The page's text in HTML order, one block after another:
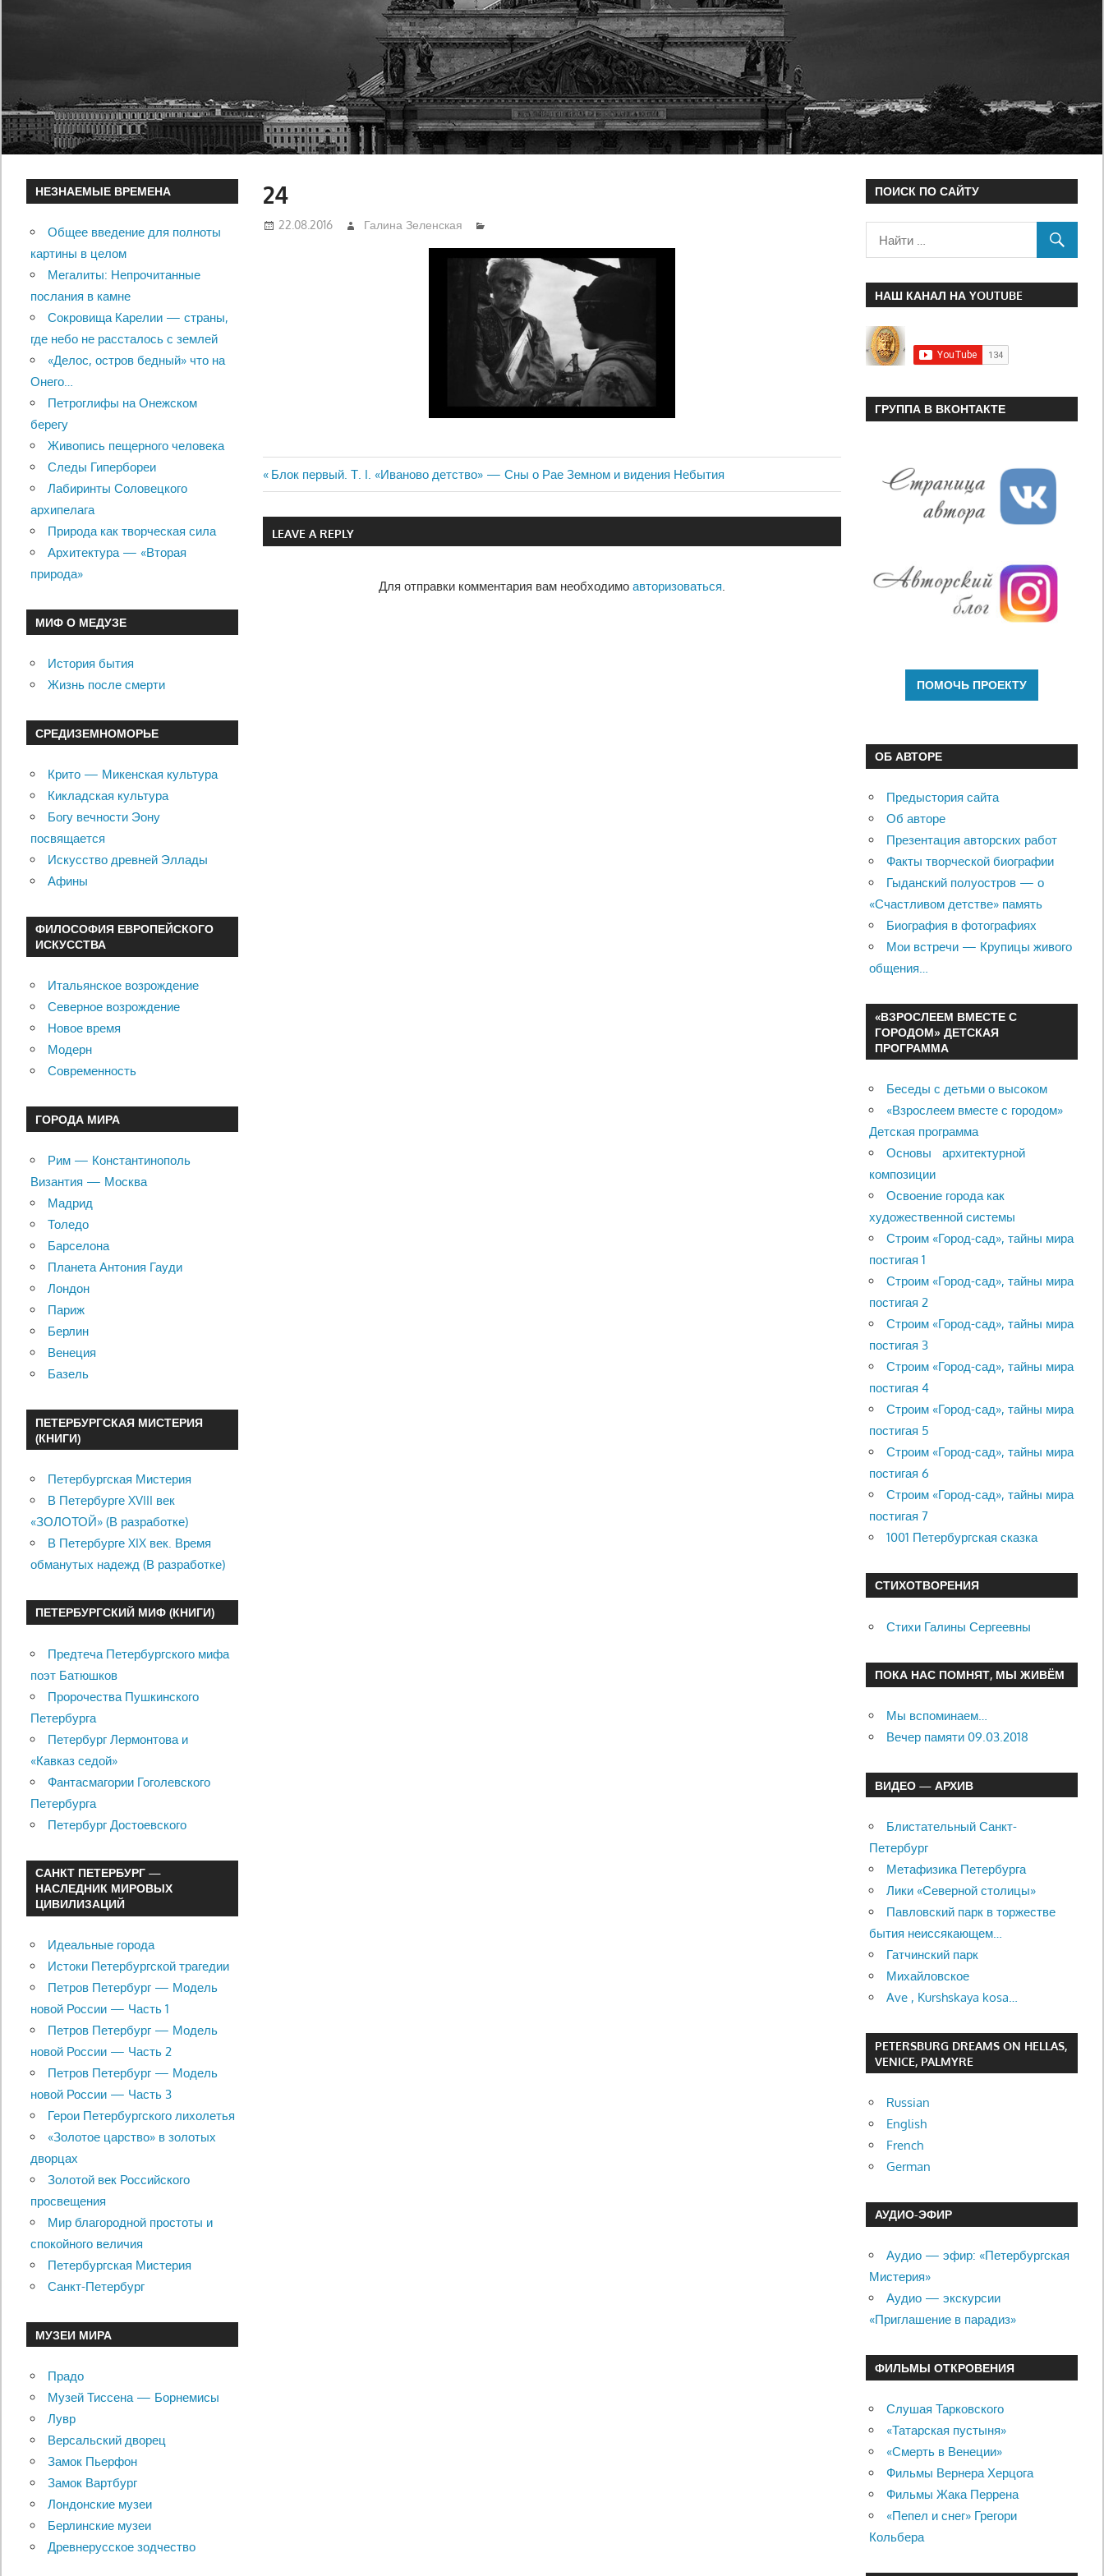
24
22.08.2016 Галина Зеленская
Навигация
по
Previous
Post:
Блок первый. Т. I. «Иваново детство» — Сны о Рае Земном и видения Небытия
LEAVE A REPLY
Для отправки комментария вам необходимо авторизоваться.
НЕЗНАЕМЫЕ ВРЕМЕНА
Общее введение для полноты
картины в целом
Мегалиты: Непрочитанные
послания в камне
Сокровища Карелии — страны,
где небо не рассталось с землей
«Делос, остров бедный» что на
Онего…
Петроглифы на Онежском
берегу
Живопись пещерного человека
Следы Гипербореи
Лабиринты Соловецкого
архипелага
Природа как творческая сила
Архитектура — «Вторая
природа»
МИФ О МЕДУЗЕ
История бытия
Жизнь после смерти
СРЕДИЗЕМНОМОРЬЕ
Крито — Микенская культура
Кикладская культура
Богу вечности Эону
посвящается
Искусство древней Эллады
Афины
ФИЛОСОФИЯ ЕВРОПЕЙСКОГО
ИСКУССТВА
Итальянское возрождение
Северное возрождение
Новое время
Модерн
Современность
ГОРОДА МИРА
Рим — Константинополь
Византия — Москва
Мадрид
Толедо
Барселона
Планета Антония Гауди
Лондон
Париж
Берлин
Венеция
Базель
ПЕТЕРБУРГСКАЯ МИСТЕРИЯ
(КНИГИ)
Петербургская Мистерия
В Петербурге XVIII век
«ЗОЛОТОЙ» (В разработке)
В Петербурге XIX век. Время
обманутых надежд (В разработке)
ПЕТЕРБУРГСКИЙ МИФ (КНИГИ)
Предтеча Петербургского мифа
поэт Батюшков
Пророчества Пушкинского
Петербурга
Петербург Лермонтова и
«Кавказ седой»
Фантасмагории Гоголевского
Петербурга
Петербург Достоевского
САНКТ ПЕТЕРБУРГ —
НАСЛЕДНИК МИРОВЫХ
ЦИВИЛИЗАЦИЙ
Идеальные города
Истоки Петербургской трагедии
Петров Петербург — Модель
новой России — Часть 1
Петров Петербург — Модель
новой России — Часть 2
Петров Петербург — Модель
новой России — Часть 3
Герои Петербургского лихолетья
«Золотое царство» в золотых
дворцах
Золотой век Российского
просвещения
Мир благородной простоты и
спокойного величия
Петербургская Мистерия
Санкт-Петербург
МУЗЕИ МИРА
Прадо
Музей Тиссена — Борнемисы
Лувр
Версальский дворец
Замок Пьерфон
Замок Вартбург
Лондонские музеи
Берлинские музеи
Древнерусское зодчество
ПОИСК ПО САЙТУ
НАШ КАНАЛ НА YOUTUBE
ГРУППА В ВКОНТАКТЕ
ОБ АВТОРЕ
Предыстория сайта
Об авторе
Презентация авторских работ
Факты творческой биографии
Гыданский полуостров — о
«Счастливом детстве» память
Биография в фотографиях
Мои встречи — Крупицы живого
общения…
«ВЗРОСЛЕЕМ ВМЕСТЕ С
ГОРОДОМ» ДЕТСКАЯ
ПРОГРАММА
Беседы с детьми о высоком
«Взрослеем вместе с городом»
Детская программа
Основы архитектурной
композиции
Освоение города как
художественной системы
Строим «Город-сад», тайны мира
постигая 1
Строим «Город-сад», тайны мира
постигая 2
Строим «Город-сад», тайны мира
постигая 3
Строим «Город-сад», тайны мира
постигая 4
Строим «Город-сад», тайны мира
постигая 5
Строим «Город-сад», тайны мира
постигая 6
Строим «Город-сад», тайны мира
постигая 7
1001 Петербургская сказка
СТИХОТВОРЕНИЯ
Стихи Галины Сергеевны
ПОКА НАС ПОМНЯТ, МЫ ЖИВЁМ
Мы вспоминаем…
Вечер памяти 09.03.2018
ВИДЕО — АРХИВ
Блистательный Санкт-
Петербург
Метафизика Петербурга
Лики «Северной столицы»
Павловский парк в торжестве
бытия неиссякающем…
Гатчинский парк
Михайловское
Ave , Kurshskaya kosa…
PETERSBURG DREAMS ON HELLAS,
VENICE, PALMYRE
Russian
English
French
German
АУДИО-ЭФИР
Аудио — эфир: «Петербургская
Мистерия»
Аудио — экскурсии
«Приглашение в парадиз»
ФИЛЬМЫ ОТКРОВЕНИЯ
Слушая Тарковского
«Татарская пустыня»
«Смерть в Венеции»
Фильмы Вернера Херцога
Фильмы Жака Перрена
«Пепел и снег» Грегори
Кольбера